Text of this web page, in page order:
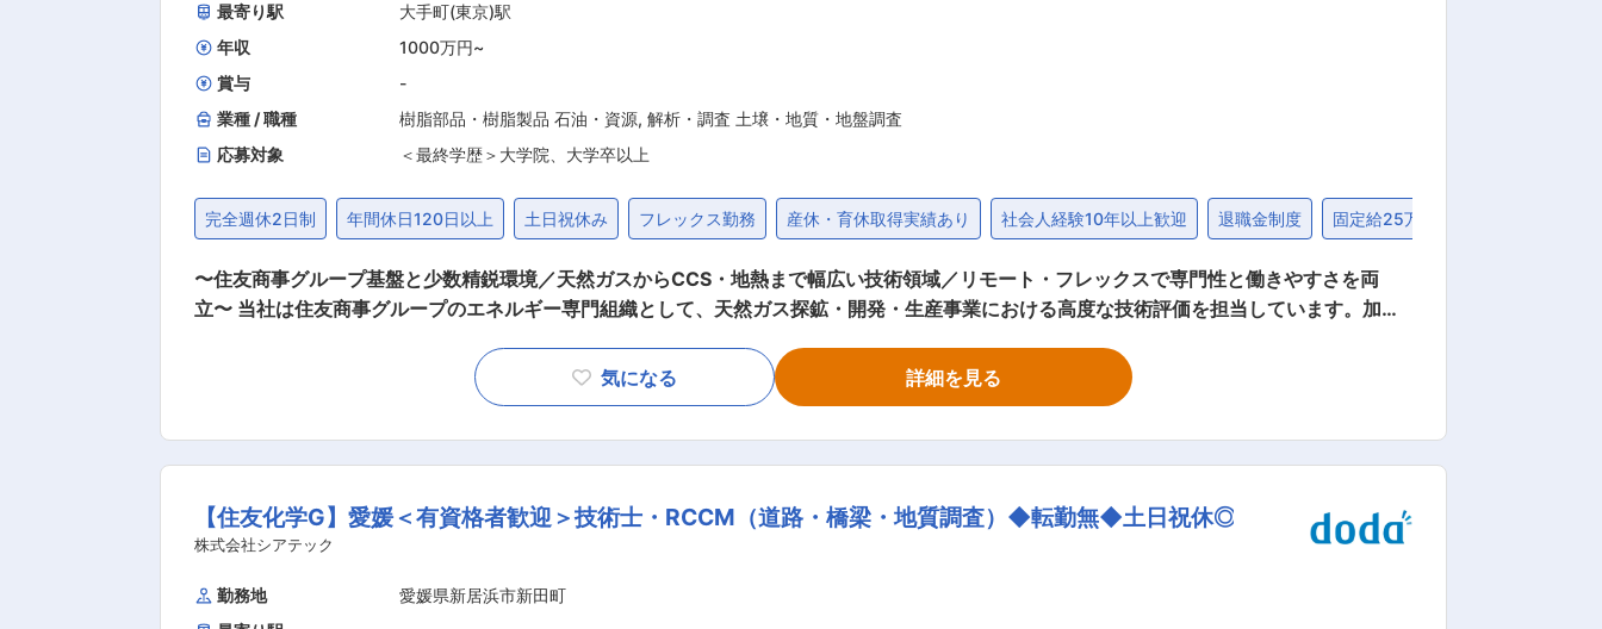
最寄り駅
大手町(東京)駅
年収
1000万円~
賞与
-
業種 / 職種
樹脂部品・樹脂製品 石油・資源, 解析・調査 土壌・地質・地盤調査
応募対象
＜最終学歴＞大学院、大学卒以上
完全週休2日制 年間休日120日以上 土日祝休み フレックス勤務 産休・育休取得実績あり 社会人経験10年以上歓迎 退職金制度 固定給25万円以上
〜住友商事グループ基盤と少数精鋭環境／天然ガスからCCS・地熱まで幅広い技術領域／リモート・フレックスで専門性と働きやすさを両
立〜 当社は住友商事グループのエネルギー専門組織として、天然ガス探鉱・開発・生産事業における高度な技術評価を担当しています。加え
門技術者の補充と組織強化を目的とした採用です。天然ガス田を中心とした既存案件に加え、新規資産取得やエネルギートランジション分野
の拡大を見据え、即戦力人材を求めています。 ■業務内容 （物理探査（Geophysics）） 探鉱案件・開発案件の技術評価 （2D・3D地震探
す。住友商事およびグループ関連会社とも協働し、世界各国のエネルギー案件の評価や事業検討に携わる体制です。 ■業務の特徴 単なる技術
解析に留まらず、投資判断や事業戦略に直結する評価業務に関われる点が特徴です。天然ガスに加え、CCSや地熱など新領域への技術応用に
トランジション分野を担う少数精鋭の専門家組織です。大規模組織ではありませんが、その分、社員同士が互いに相談しやすい環境がありま
気になる 詳細を見る
【住友化学G】愛媛＜有資格者歓迎＞技術士・RCCM（道路・橋梁・地質調査）◆転勤無◆土日祝休◎
株式会社シアテック
勤務地
愛媛県新居浜市新田町